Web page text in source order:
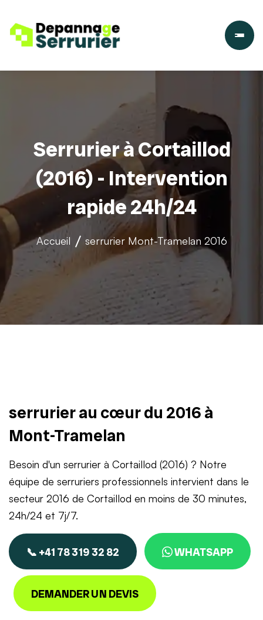
Serrurier à Cortaillod
(2016) - Intervention
rapide 24h/24
Accueil serrurier Mont-Tramelan 2016
serrurier au cœur du 2016 à
Mont-Tramelan
Besoin d'un serrurier à Cortaillod (2016) ? Notre
équipe de serruriers professionnels intervient dans le
secteur 2016 de Cortaillod en moins de 30 minutes,
24h/24 et 7j/7.
📞 +41 78 319 32 82 WHATSAPP
DEMANDER UN DEVIS